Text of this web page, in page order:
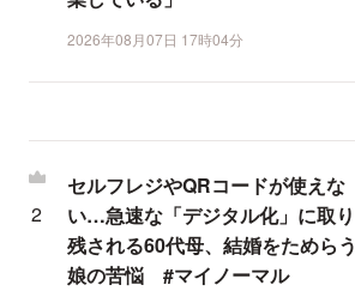
2026年08月07日 17時04分
セルフレジやQRコードが使えな
い…急速な「デジタル化」に取り
残される60代母、結婚をためらう
娘の苦悩 #マイノーマル